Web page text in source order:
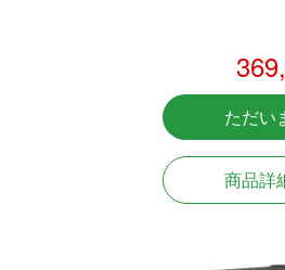
ただい
商品詳